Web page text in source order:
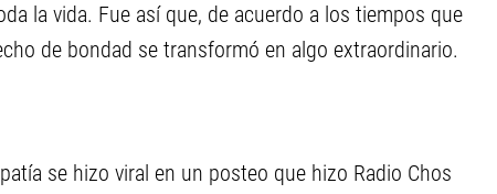
la vida. Fue así que, de acuerdo a los tiempos que
de bondad se transformó en algo extraordinario.
se hizo viral en un posteo que hizo Radio Chos